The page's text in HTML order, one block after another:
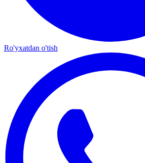
Ro'yxatdan o'tish